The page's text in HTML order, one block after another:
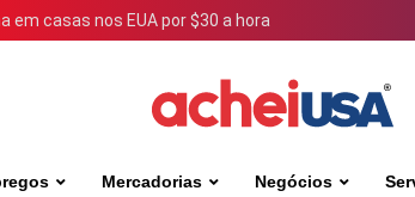
casas nos EUA por $30 a hora
Mercadorias Negócios